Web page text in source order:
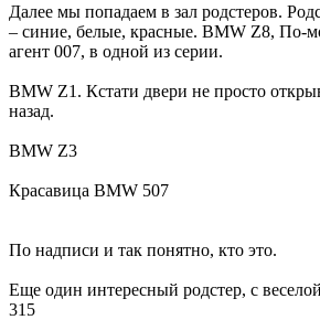
Далее мы попадаем в зал родстеров.
– синие, белые, красные. BMW Z8, По-
агент 007, в одной из серии.
BMW Z1. Кстати двери не просто
назад.
BMW Z3
Красавица BMW 507
По надписи и так понятно, кто это.
Еще один интересный родстер, с
315